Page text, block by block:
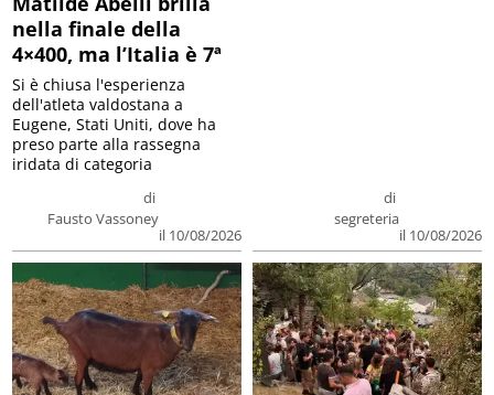
nella finale della
4×400, ma l’Italia è 7ª
di
Fausto Vassoney
il 10/08/2026
Si è chiusa l'esperienza
dell'atleta valdostana a
Eugene, Stati Uniti, dove ha
preso parte alla rassegna
iridata di categoria
di
segreteria
il 10/08/2026